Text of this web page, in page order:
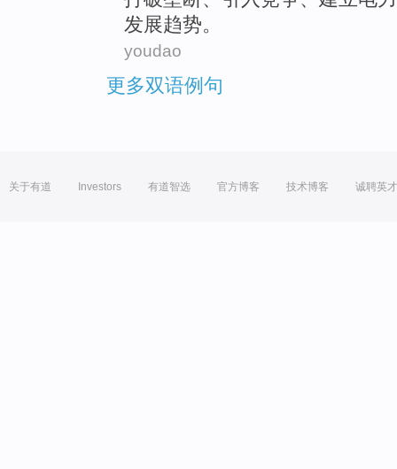
发展趋势。
youdao
更多双语例句
关于有道 Investors 有道智选 官方博客 技术博客 诚聘英才